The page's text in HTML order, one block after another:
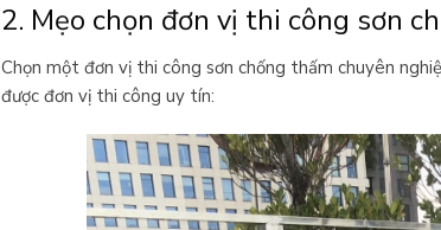
2. Mẹo chọn đơn vị thi công sơn
Chọn một đơn vị thi công sơn chống thấm chuyên
được đơn vị thi công uy tín: